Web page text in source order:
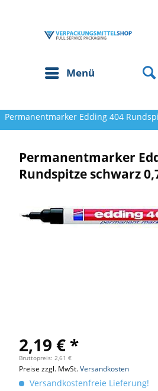
Menü
Permanentmarker Edding 404
Permanentmarker
Rundspitze schwarz
2,19 € *
Bruttopreis: 2,61 €
Preise zzgl. MwSt.Versandkosten
Versandkostenfreie Lieferung!